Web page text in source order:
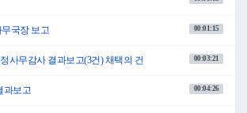
국장 보고 00:01:15
정사무감사 결과보고(3건) 채택의 건 00:03:21
과보고 00:04:26